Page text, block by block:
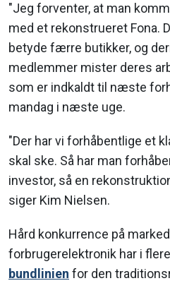
"Jeg forventer, at man
med et rekonstrueret Fona.
betyde færre butikker, og
medlemmer mister deres
som er indkaldt til næste
mandag i næste uge.
"Der har vi forhåbentlige et
skal ske. Så har man
investor, så en
siger Kim Nielsen.
Hård konkurrence på
forbrugerelektronik har i
bundlinien for den